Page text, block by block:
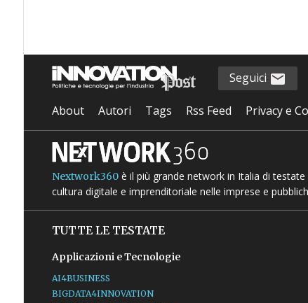
Seguici
About Autori Tags Rss Feed Privacy e
Nextwork360è il più grande network in Italia di testate
cultura digitale e imprenditoriale nelle imprese e
TUTTE LE TESTATE
Applicazioni e Tecnologie
AI4BUSINESS
BIGDATA4INNOVATION